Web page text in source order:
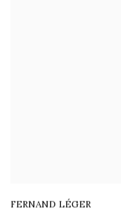
FERNAND LÉGER